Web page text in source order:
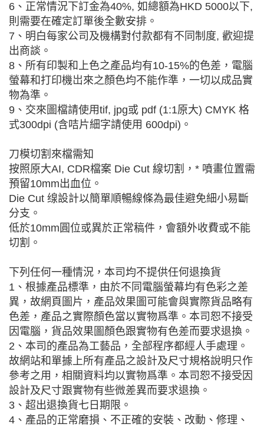
6、正常情況下訂金為40%, 如總額為HKD 5000以下,
則需要在確定訂單後全數安排。
7、明白每家公司及機構對付款都有不同制度, 歡迎提
出商談。
8、所有印製和上色之產品均有10-15%的色差，電腦
螢幕和打印機岀來之顏色均不能作準，一切以成品實
物為準。
9、交來圖檔請使用tif, jpg或 pdf (1:1原大) CMYK 格
式300dpi (含咭片細字請使用 600dpi)。
刀模切割來檔需知
按照原大AI, CDR檔案 Die Cut 線切割，* 噴畫位置需
預留10mm出血位。
Die Cut 缐設計以簡單順暢線條為最佳避免細小易斷
分支。
低於10mm圓位或異於正常稿件，會額外收費或不能
切割。
下列任何一種情況，本司均不提供任何退換貨
1、根據產品標準，由於不同電腦螢幕均有色彩之差
異，故網頁圖片，產品效果圖可能會與實際貨品略有
色差，產品之實際顏色當以實物爲準。本司恕不接受
因電腦，貨品效果圖顏色跟實物有色差而要求退換。
2、本司的產品為工藝品，全部程序都經人手處理。
故網站和單據上所有產品之設計及尺寸規格說明只作
參考之用，相關資料均以實物爲準。本司恕不接受因
設計及尺寸跟實物有些微差異而要求退換。
3、超出退換貨七日期限。
4、產品的正常磨損、不正確的安裝、改動、修理、